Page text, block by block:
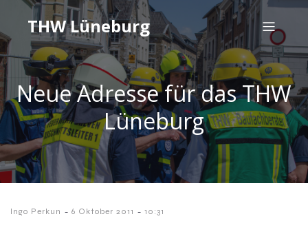
THW Lüneburg
Neue Adresse für das THW
Lüneburg
Ingo Perkun - 6 Oktober 2011 - 10:31